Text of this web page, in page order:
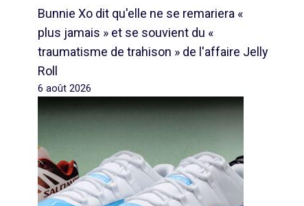
Bunnie Xo dit qu'elle ne se remariera «
plus jamais » et se souvient du «
traumatisme de trahison » de l'affaire Jelly
Roll
6 août 2026